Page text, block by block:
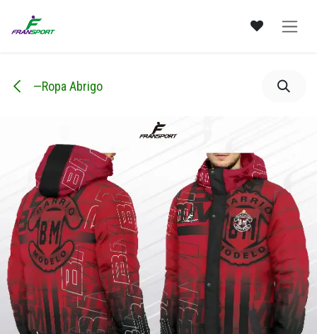
—Ropa Abrigo